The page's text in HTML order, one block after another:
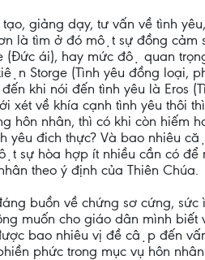
giảng dạy, tư vấn về tình
là tìm ở đó một sự đồng
(Đức ái), hay mức độ quan
Storge (Tình yêu đồng
khi nói đến tình yêu là Eros
xét về khía cạnh tình yêu
hôn nhân, thì có khi còn
yêu đich thực? Và bao nhiêu
sự hòa hợp ít nhiều cần có
theo ý định của Thiên Chúa.
buồn về chứng sơ cứng, sức
muốn cho giáo dân mình
bao nhiêu vị đề cập đến
phức trong mục vụ hôn